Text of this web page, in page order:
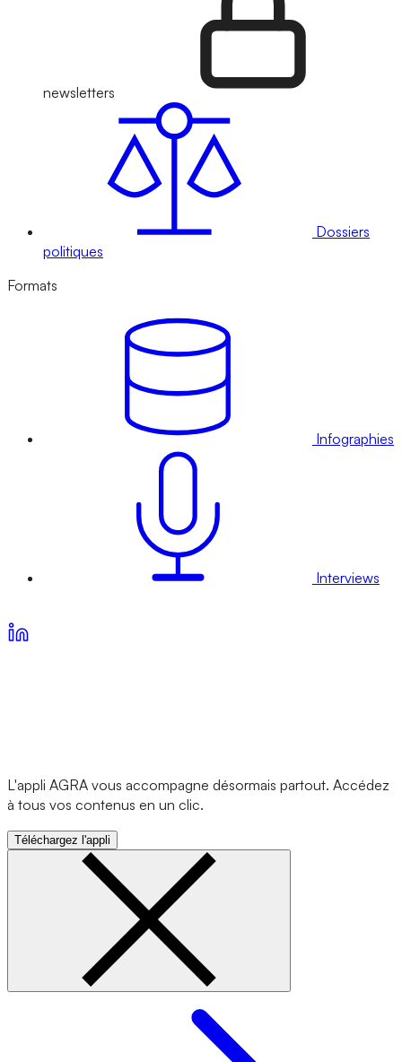
newsletters
Dossiers
politiques
Formats
Infographies
Interviews
L'appli AGRA vous accompagne désormais partout. Accédez
à tous vos contenus en un clic.
Téléchargez l'appli